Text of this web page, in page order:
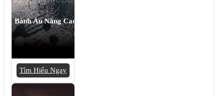
Bánh Âu Nâng Cao
Tìm Hiểu Ngay